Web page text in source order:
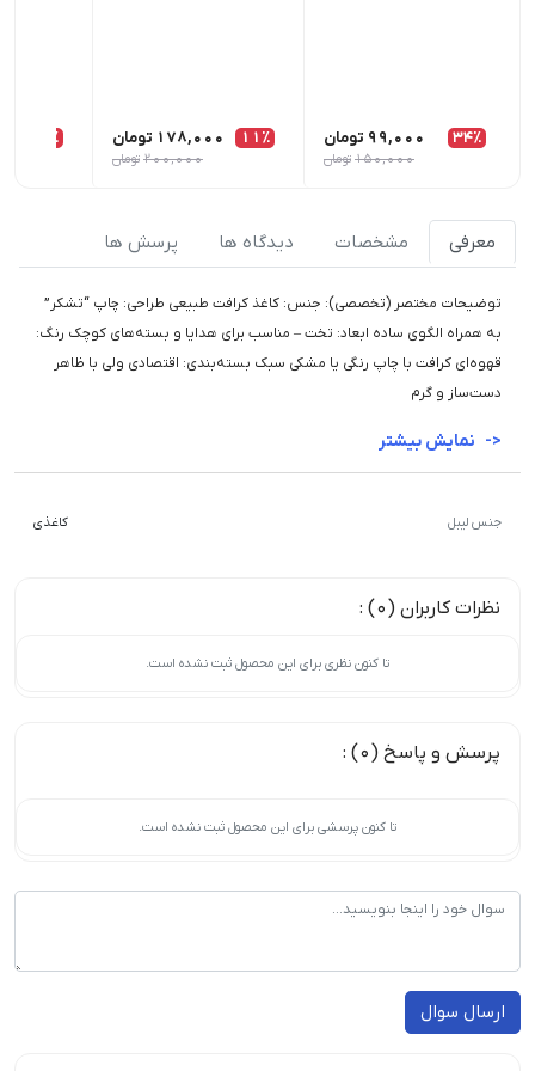
34٪ 99,000 تومان
150,000 تومان
11٪ 178,000 تومان
200,000 تومان
11٪
معرفی مشخصات دیدگاه ها پرسش ها
توضیحات مختصر (تخصصی): جنس: کاغذ کرافت طبیعی طراحی: چاپ “تشکر”
به همراه الگوی ساده ابعاد: تخت – مناسب برای هدایا و بسته‌های کوچک رنگ:
قهوه‌ای کرافت با چاپ رنگی یا مشکی سبک بسته‌بندی: اقتصادی ولی با ظاهر
دست‌ساز و گرم
جنس لیبل کاغذی
نظرات کاربران (0) :
تا کنون نظری برای این محصول ثبت نشده است.
پرسش و پاسخ (0) :
تا کنون پرسشی برای این محصول ثبت نشده است.
ارسال سوال